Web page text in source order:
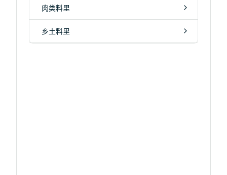
肉类料里
乡土料里